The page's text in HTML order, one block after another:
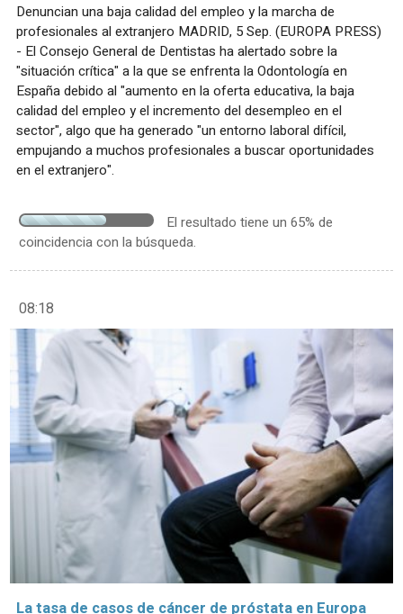
Denuncian una baja calidad del empleo y la marcha de
profesionales al extranjero MADRID, 5 Sep. (EUROPA PRESS)
- El Consejo General de Dentistas ha alertado sobre la
"situación crítica" a la que se enfrenta la Odontología en
España debido al "aumento en la oferta educativa, la baja
calidad del empleo y el incremento del desempleo en el
sector", algo que ha generado "un entorno laboral difícil,
empujando a muchos profesionales a buscar oportunidades
en el extranjero".
El resultado tiene un 65% de
coincidencia con la búsqueda.
08:18
La tasa de casos de cáncer de próstata en Europa